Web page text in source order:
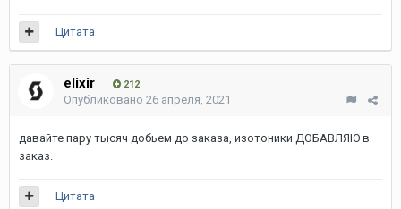
Цитата
elixir 212
Опубликовано 26 апреля, 2021
давайте пару тысяч добьем до заказа, изотоники ДОБАВЛЯЮ в
заказ.
Цитата